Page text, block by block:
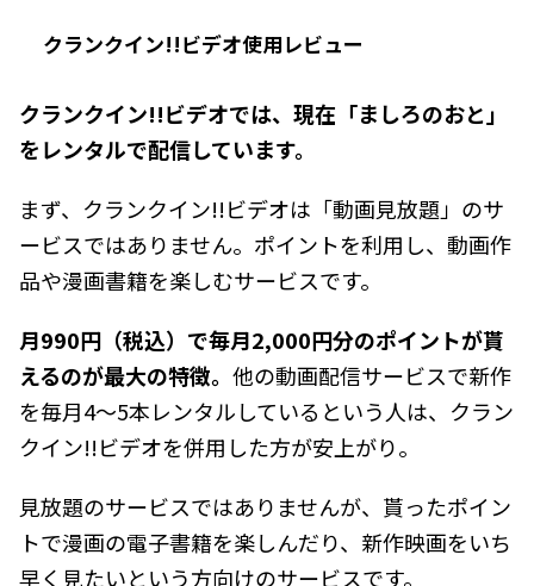
クランクイン!!ビデオ使用レビュー
クランクイン!!ビデオでは、現在「ましろのおと」
をレンタルで配信しています。
まず、クランクイン!!ビデオは「動画見放題」のサ
ービスではありません。ポイントを利用し、動画作
品や漫画書籍を楽しむサービスです。
月990円（税込）で毎月2,000円分のポイントが貰
えるのが最大の特徴。 他の動画配信サービスで新作
を毎月4～5本レンタルしているという人は、クラン
クイン!!ビデオを併用した方が安上がり。
見放題のサービスではありませんが、貰ったポイン
トで漫画の電子書籍を楽しんだり、新作映画をいち
早く見たいという方向けのサービスです。